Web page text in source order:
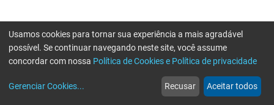
web
Notícias
more_horiz
Mais
Usamos cookies para tornar sua experiência a mais agradável
possível. Se continuar navegando neste site, você assume
concordar com nossa Política de Cookies e Política de privacidade
Gerenciar Cookies... Recusar Aceitar todos
Erro ao enviar informações, por favor tente novamente